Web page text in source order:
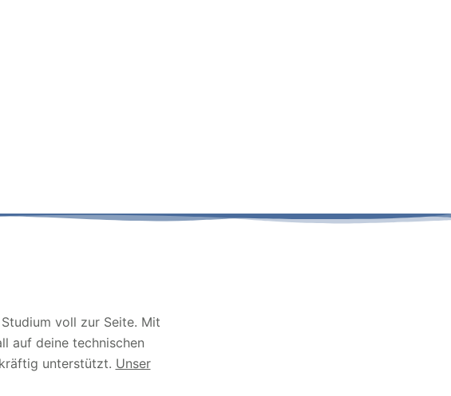
voll zur Seite. Mit
auf deine technischen
unterstützt. Unser